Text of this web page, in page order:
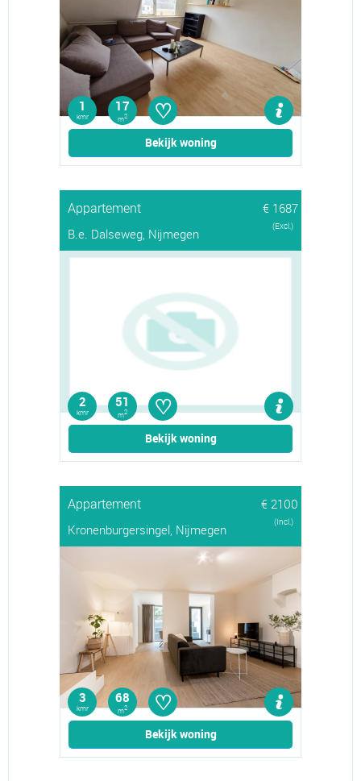
1
kmr
17
m2 ♡
Bekijk woning
Appartement
€ 1687
B.e. Dalseweg, Nijmegen
(Excl.)
2
kmr
51
m2 ♡
Bekijk woning
Appartement
€ 2100
Kronenburgersingel, Nijmegen
(Incl.)
3
kmr
68
m2 ♡
Bekijk woning